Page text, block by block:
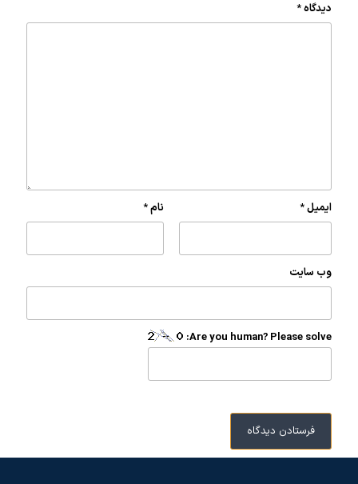
دیدگاه*
نام* ایمیل*
وب‌ سایت
Are you human? Please solve: